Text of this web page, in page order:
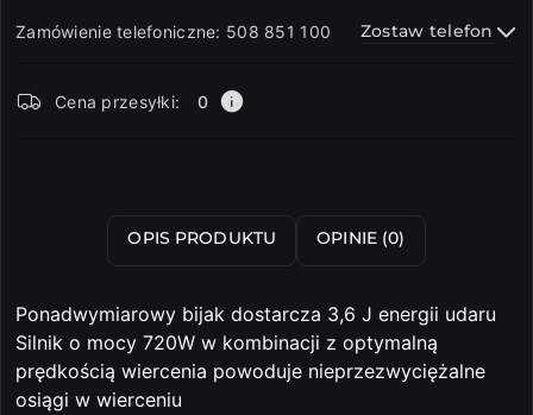
Zamówienie telefoniczne: 508 851 100 Zostaw telefon
i
Cena przesyłki: 0
OPIS PRODUKTU OPINIE (0)
Ponadwymiarowy bijak dostarcza 3,6 J energii udaru
Silnik o mocy 720W w kombinacji z optymalną
prędkością wiercenia powoduje nieprzezwyciężalne
osiągi w wierceniu